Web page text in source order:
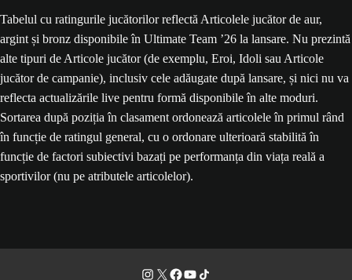
Tabelul cu ratingurile jucătorilor reflectă Articolele jucător de aur,
argint și bronz disponibile în Ultimate Team ’26 la lansare. Nu prezintă
alte tipuri de Articole jucător (de exemplu, Eroi, Idoli sau Articole
jucător de campanie), inclusiv cele adăugate după lansare, și nici nu va
reflecta actualizările live pentru formă disponibile în alte moduri.
Sortarea după poziția în clasament ordonează articolele în primul rând
în funcție de ratingul general, cu o ordonare ulterioară stabilită în
funcție de factori subiectivi bazați pe performanța din viața reală a
sportivilor (nu pe atributele articolelor).